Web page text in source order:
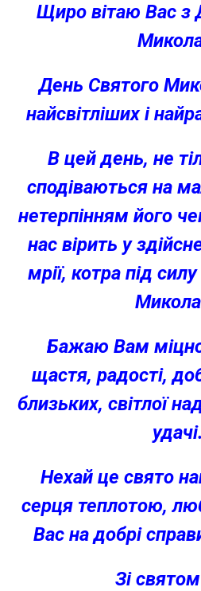
Щиро вітаю Вас з
День Святого
найсвітліших і
В цей день, не
сподіваються на
нетерпінням його
нас вірить у
мрії, котра під
Бажаю Вам
щастя, радості,
близьких, світлої
удачі.
Нехай це свято
серця теплотою,
Вас на добрі
Зі